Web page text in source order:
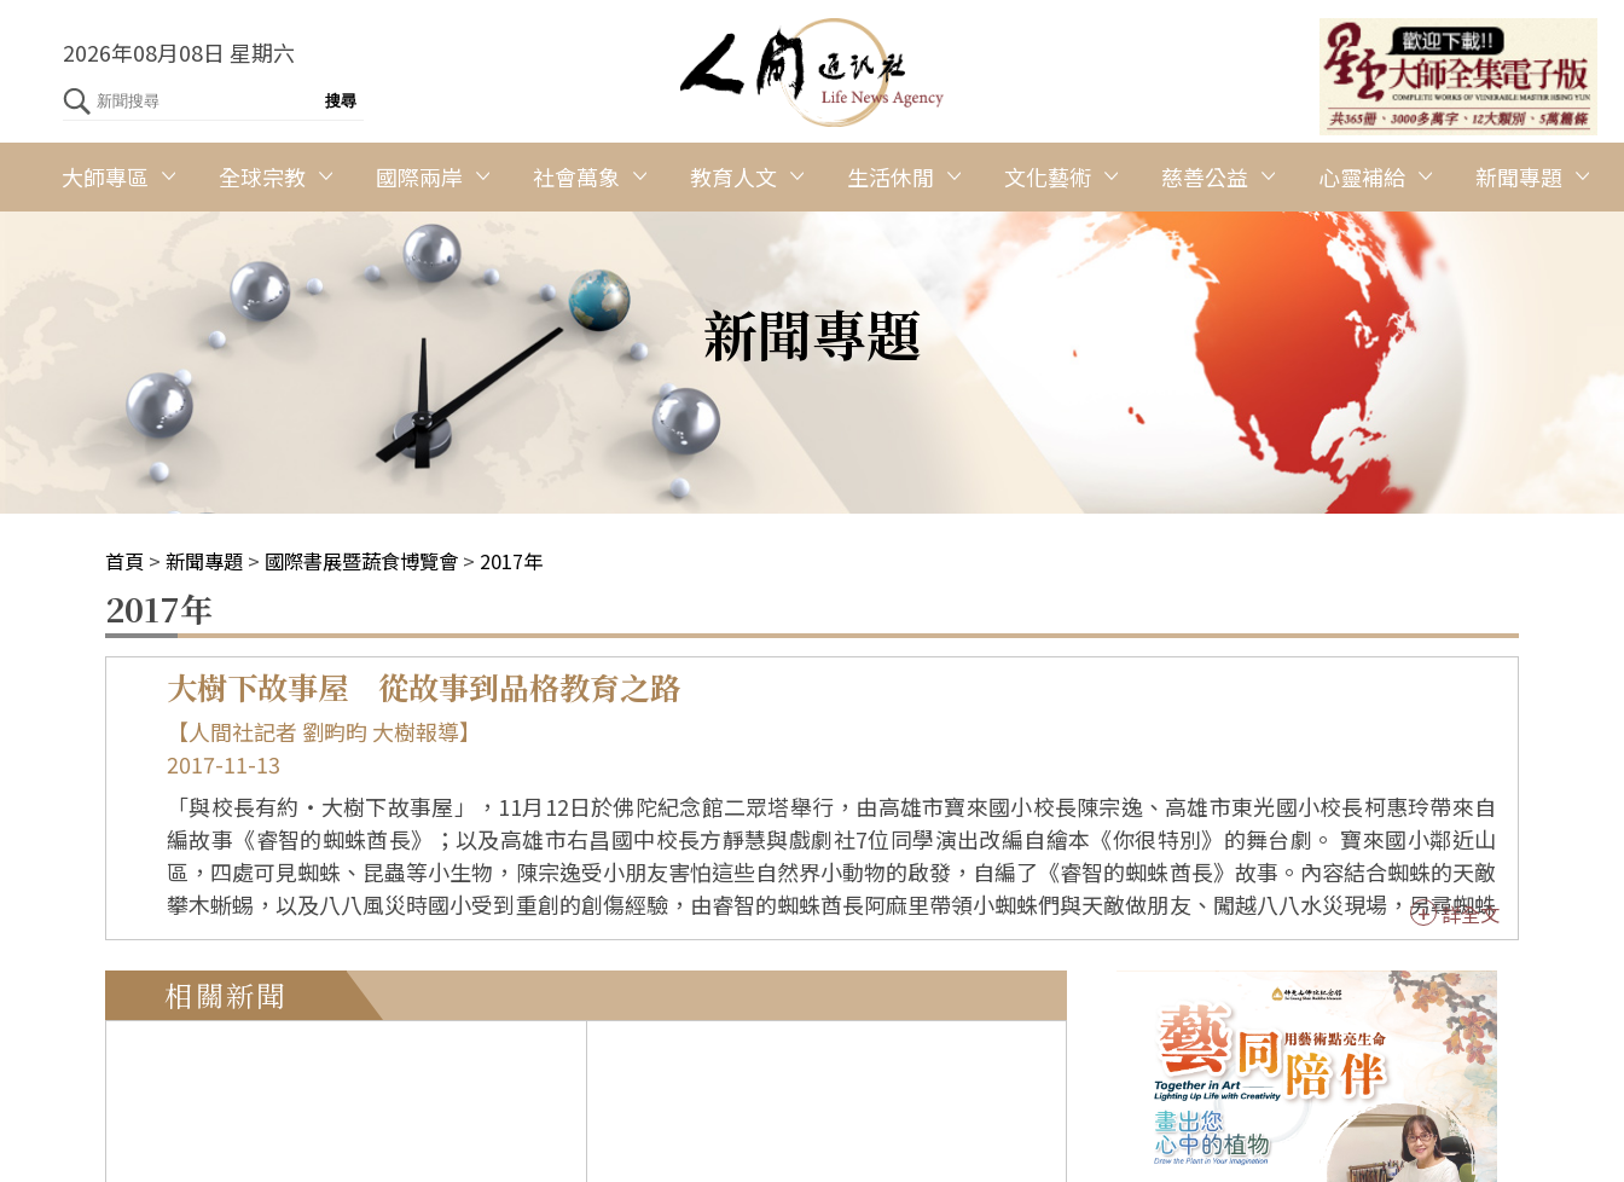
2026年08月08日 星期六
大師專區 全球宗教 國際兩岸 社會萬象 教育人文 生活休閒 文化藝術 慈善公益 心靈補給 新聞專題
新聞專題
首頁 > 新聞專題 > 國際書展暨蔬食博覽會 > 2017年
2017年
大樹下故事屋 從故事到品格教育之路
【人間社記者 劉畇昀 大樹報導】
2017-11-13
「與校長有約‧大樹下故事屋」，11月12日於佛陀紀念館二眾塔舉行，由高雄市寶來國小校長陳宗逸、高雄市東光國小校長柯惠玲帶來自
編故事《睿智的蜘蛛酋長》；以及高雄市右昌國中校長方靜慧與戲劇社7位同學演出改編自繪本《你很特別》的舞台劇。 寶來國小鄰近山
區，四處可見蜘蛛、昆蟲等小生物，陳宗逸受小朋友害怕這些自然界小動物的啟發，自編了《睿智的蜘蛛酋長》故事。內容結合蜘蛛的天敵
攀木蜥蜴，以及八八風災時國小受到重創的創傷經驗，由睿智的蜘蛛酋長阿麻里帶領小蜘蛛們與天敵做朋友、闖越八八水災現場，另尋蜘蛛
王國。 「透過自編故事，結合寶來當地的自然環境，讓更多的孩子引起共鳴。」陳校長表示自己喜歡編故事給小朋友聽，結合寶來山區的
自然生態、天然災害等，讓他們從故事中學習與療傷。柯惠玲校長也表示，自編故事不僅可以自由的改編故事情節，更能在故事中融入品格
教育。她以睿智的蜘蛛酋長為例說明，故事傳達互助合作、主動向前人或智者請教等理念。 右昌國中演出舞台劇，由戲劇社的同學扮演卡
通村村民與村長，將在場的大、小朋友帶入童話世界中。故事告訴小朋友，在尋找自我價值時，即使受到批評，也要相信自己是最特別的，
期許小朋友可以做好事，在生活中要懂得發現他人的優點，並時時口說好話稱讚他人，學習當個三好兒童。 今年是右昌國中第二次到佛館
說故事，也首次邀請校內創意戲劇社參與演出。方校長表示，挑選《你很特別》的故事，除了能帶給各方觀眾不同啟發與感動外，也能讓戲
劇社的學生有舞台使自己的才能被看見，體會自我價值得到正向鼓勵，透過「人影響人」的教學方式來教導學生。指導老師歐立傑表示，平
時利用社團時間，運用學生的專長融入繪本，讓表演更生動活潑，透過繪本的改編將善念帶給每位觀眾。
詳全文
相關新聞